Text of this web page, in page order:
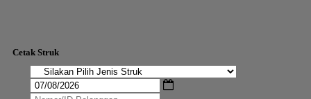
Cetak Struk